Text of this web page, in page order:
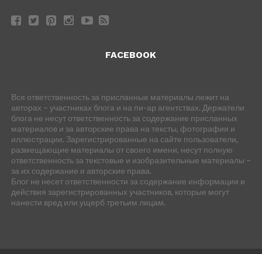
FACEBOOK
Вся ответственность за присланные материалы лежит на
авторах – участниках блога и на пи-ар агентствах. Держатели
блога не несут ответственность за содержание присланных
материалов и за авторские права на тексты, фотографии и
иллюстрации. Зарегистрированные на сайте пользователи,
размещающие материалы от своего имени, несут полную
ответственность за текстовые и изобразительные материалы –
за их содержание и авторские права.
Блог не несет ответственности за содержание информации и
действия зарегистрированных участников, которые могут
нанести вред или ущерб третьим лицам.